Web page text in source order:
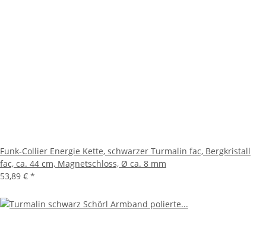
Funk-Collier Energie Kette, schwarzer Turmalin fac, Bergkristall
fac, ca. 44 cm, Magnetschloss, Ø ca. 8 mm
53,89 € *